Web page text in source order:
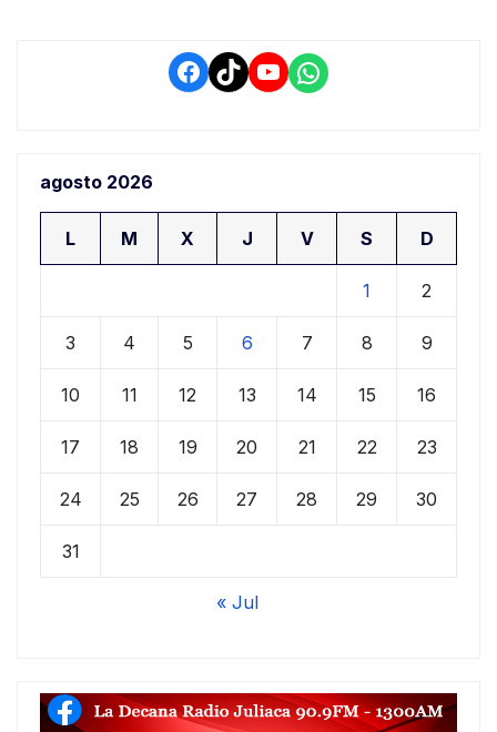
Facebook
TikTokYouTube
WhatsApp
agosto 2026
L M X J V S D
1 2
3 4 5 6 7 8 9
10 11 12 13 14 15 16
17 18 19 20 21 22 23
24 25 26 27 28 29 30
31
« Jul